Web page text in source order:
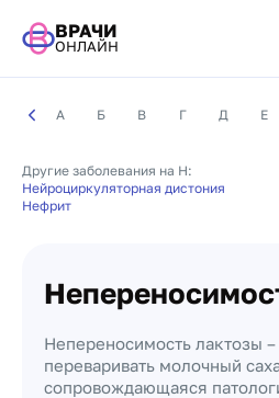
ВРАЧИ
ОНЛАЙН
А Б В Г Д Е
Другие заболевания на Н:
Нейроциркуляторная дистония
Нефрит
Непереносимость лактозы
переваривать молочный
сопровождающаяся